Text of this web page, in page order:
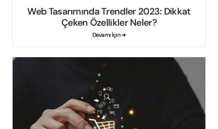
Web Tasarımında Trendler 2023: Dikkat
Çeken Özellikler Neler?
Devamı İçin ➔